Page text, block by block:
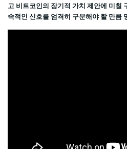
고 비트코인의 장기적 가치 제안에 미칠
속적인 신호를 엄격히 구분해야 할 만큼